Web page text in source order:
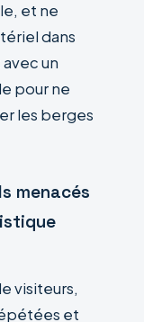
et ne
dans
un
pour ne
les berges
menacés
visiteurs,
et